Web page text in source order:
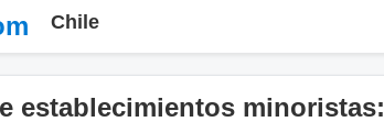
Chile
establecimientos minoristas: